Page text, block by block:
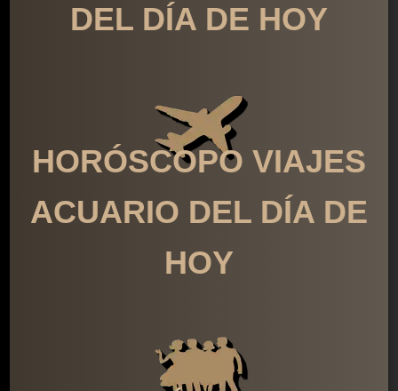
DEL DÍA DE HOY
HORÓSCOPO VIAJES
ACUARIO DEL DÍA DE
HOY